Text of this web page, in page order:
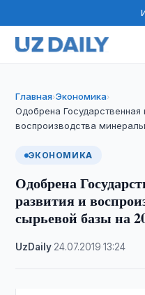
Главная›Экономика›
Одобрена
воспроизводства
ЭКОНОМИКА
Одобрена
развития и
сырьевой базы на
UzDaily 24.07.2019 ·13:24